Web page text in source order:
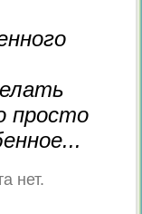
просто
нет.